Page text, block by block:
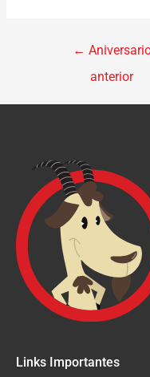
←
anterior
Links Importantes